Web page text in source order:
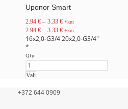
Uponor Smart
2.94€ – 3.33 € +km
2.94€ – 3.33 € +km
16x2,0-G3/420x2,0-G3/4"
*
Qty:
Vali
+372 644 0909